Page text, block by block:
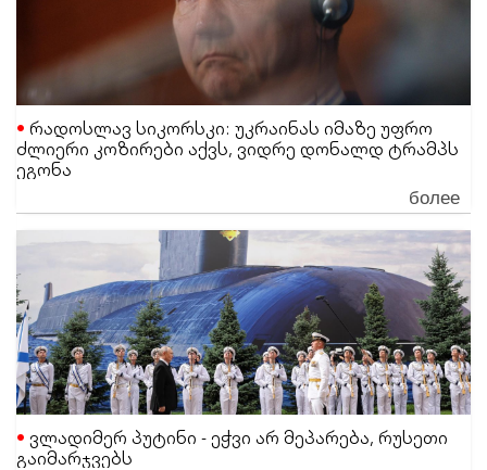
რადოსლავ სიკორსკი: უკრაინას იმაზე უფრო
ძლიერი კოზირები აქვს, ვიდრე დონალდ ტრამპს
ეგონა
более
ვლადიმერ პუტინი - ეჭვი არ მეპარება, რუსეთი
გაიმარჯვებს